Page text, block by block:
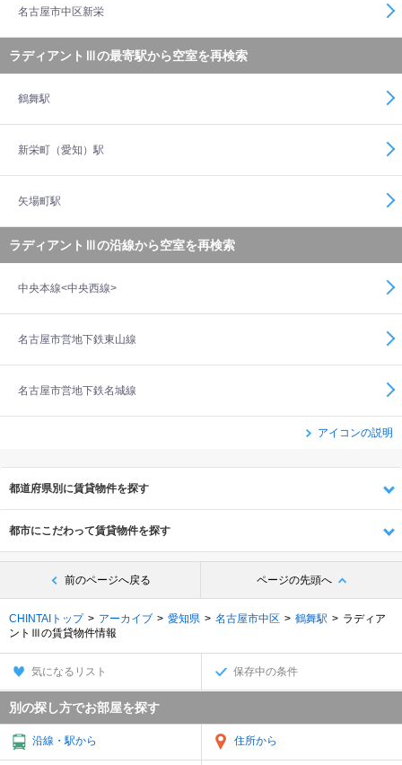
名古屋市中区新栄
ラディアントⅢの最寄駅から空室を再検索
鶴舞駅
新栄町（愛知）駅
矢場町駅
ラディアントⅢの沿線から空室を再検索
中央本線<中央西線>
名古屋市営地下鉄東山線
名古屋市営地下鉄名城線
アイコンの説明
都道府県別に賃貸物件を探す
都市にこだわって賃貸物件を探す
前のページへ戻る ページの先頭へ
CHINTAIトップ アーカイブ 愛知県 名古屋市中区 鶴舞駅
ラディア
ントⅢの賃貸物件情報
気になるリスト 保存中の条件
別の探し方でお部屋を探す
沿線・駅から 住所から